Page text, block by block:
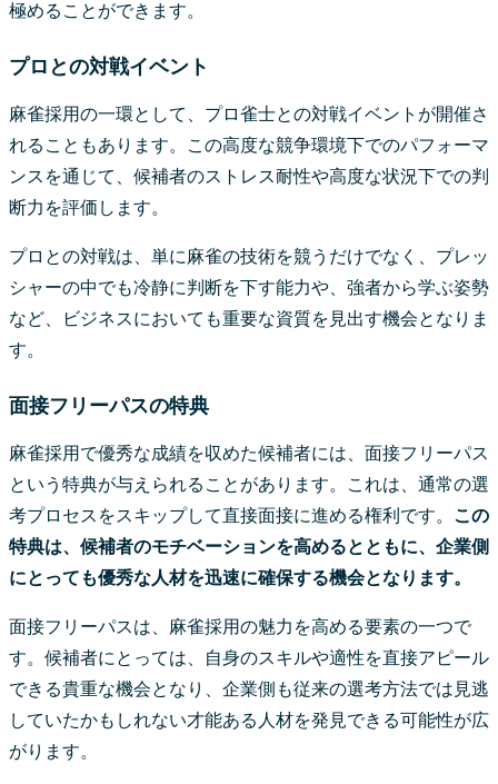
極めることができます。
プロとの対戦イベント
麻雀採用の一環として、プロ雀士との対戦イベントが開催さ
れることもあります。この高度な競争環境下でのパフォーマ
ンスを通じて、候補者のストレス耐性や高度な状況下での判
断力を評価します。
プロとの対戦は、単に麻雀の技術を競うだけでなく、プレッ
シャーの中でも冷静に判断を下す能力や、強者から学ぶ姿勢
など、ビジネスにおいても重要な資質を見出す機会となりま
す。
面接フリーパスの特典
麻雀採用で優秀な成績を収めた候補者には、面接フリーパス
という特典が与えられることがあります。これは、通常の選
考プロセスをスキップして直接面接に進める権利です。 この
特典は、候補者のモチベーションを高めるとともに、企業側
にとっても優秀な人材を迅速に確保する機会となります。
面接フリーパスは、麻雀採用の魅力を高める要素の一つで
す。候補者にとっては、自身のスキルや適性を直接アピール
できる貴重な機会となり、企業側も従来の選考方法では見逃
していたかもしれない才能ある人材を発見できる可能性が広
がります。